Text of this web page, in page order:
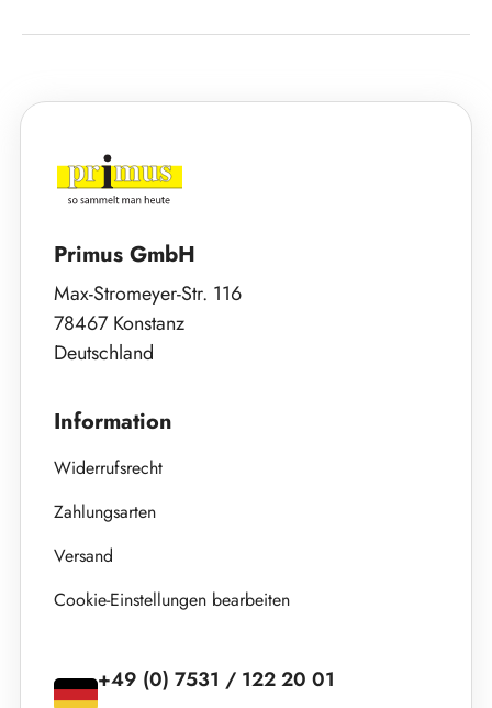
Primus GmbH
Max-Stromeyer-Str. 116
78467 Konstanz
Deutschland
Information
Widerrufsrecht
Zahlungsarten
Versand
Cookie-Einstellungen bearbeiten
+49 (0) 7531 / 122 20 01